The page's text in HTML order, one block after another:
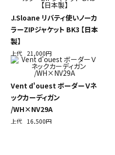
J.Sloane リバティ使いノーカ
ラーZIPジャケット BK3 【日本
製】
上代 21,000円
Vent d'ouest ボーダーＶネ
ックカーディガン
/WH×NV29A
上代 16,500円